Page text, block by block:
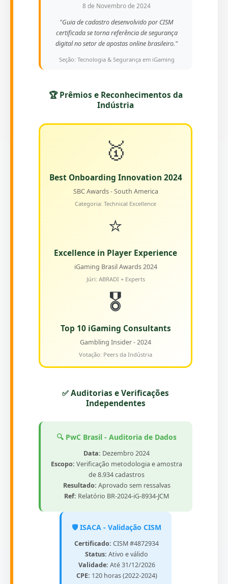
8 de Novembro de 2024
"Guia de cadastro desenvolvido por CISM
certificada se torna referência de segurança
digital no setor de apostas online brasileiro."
Seção: Tecnologia & Segurança em iGaming
🏆 Prêmios e Reconhecimentos da
Indústria
🥇
Best Onboarding Innovation 2024
SBC Awards - South America
Categoria: Technical Excellence
⭐
Excellence in Player Experience
iGaming Brasil Awards 2024
Júri: ABRADI + Experts
🎖️
Top 10 iGaming Consultants
Gambling Insider - 2024
Votação: Peers da Indústria
✅ Auditorias e Verificações
Independentes
🔍 PwC Brasil - Auditoria de Dados
Data: Dezembro 2024
Escopo: Verificação metodologia e amostra
de 8.934 cadastros
Resultado: Aprovado sem ressalvas
Ref: Relatório BR-2024-iG-8934-JCM
🛡️ ISACA - Validação CISM
Certificado: CISM #4872934
Status: Ativo e válido
Validade: Até 31/12/2026
CPE: 120 horas (2022-2024)